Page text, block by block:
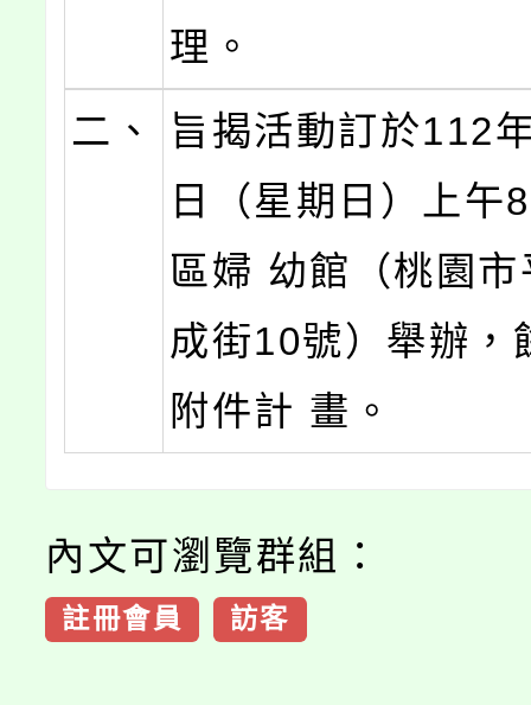
理。
二、
旨揭活動訂於112
日（星期日）上午
區婦 幼館（桃園
成街10號）舉辦，
附件計 畫。
內文可瀏覽群組：
註冊會員 訪客